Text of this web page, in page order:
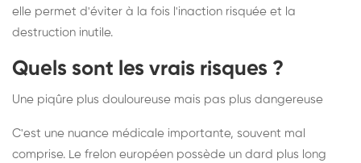
elle permet d'éviter à la fois l'inaction risquée et la
destruction inutile.
Quels sont les vrais risques ?
Une piqûre plus douloureuse mais pas plus dangereuse
C'est une nuance médicale importante, souvent mal
comprise. Le frelon européen possède un dard plus long